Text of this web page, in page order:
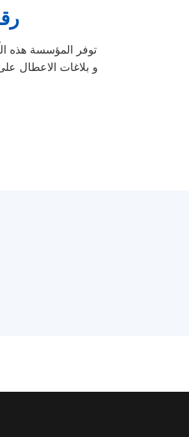
توفر المؤسسة هذه اللّحظة رقم
و بلاغات الاعطال